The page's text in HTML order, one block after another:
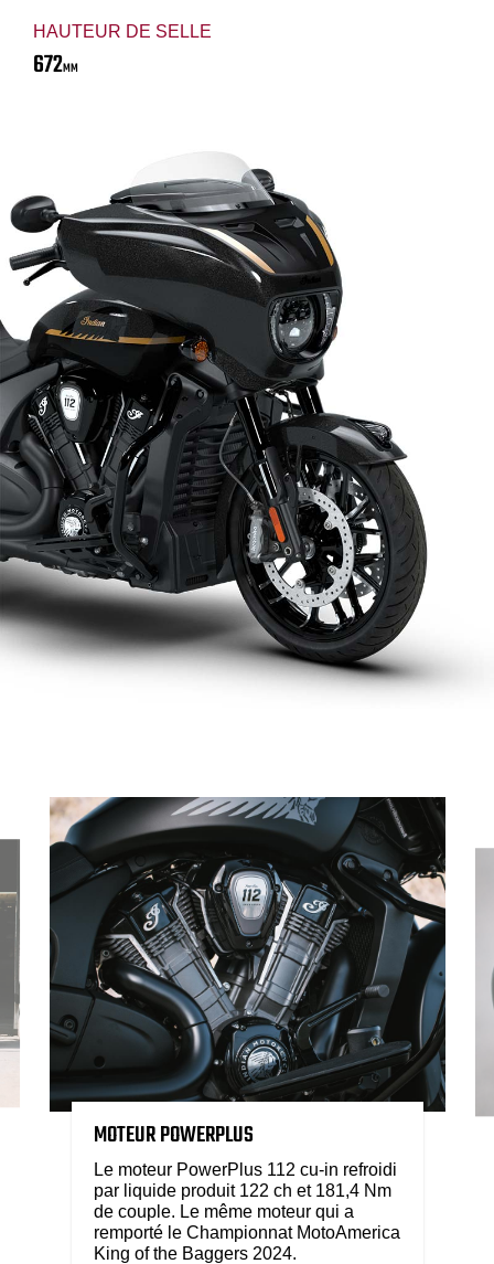
HAUTEUR DE SELLE
672MM
MOTEUR POWERPLUS
Le moteur PowerPlus 112 cu-in refroidi
par liquide produit 122 ch et 181,4 Nm
de couple. Le même moteur qui a
remporté le Championnat MotoAmerica
King of the Baggers 2024.